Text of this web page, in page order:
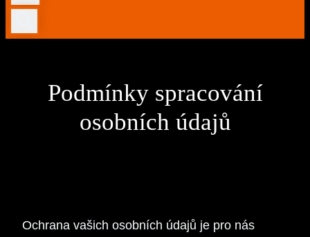
Podmínky spracování
osobních údajů
Ochrana vašich osobních údajů je pro nás